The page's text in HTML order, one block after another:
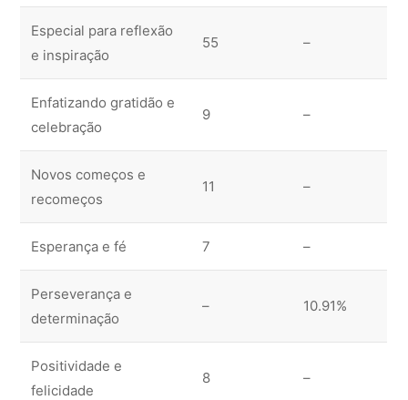
Especial para reflexão
e inspiração
55 –
Enfatizando gratidão e
celebração
9 –
Novos começos e
recomeços
11 –
Esperança e fé 7 –
Perseverança e
determinação
– 10.91%
Positividade e
felicidade
8 –